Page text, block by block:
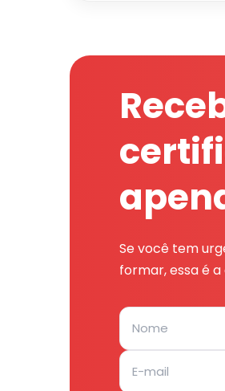
Se você tem
formar, essa é